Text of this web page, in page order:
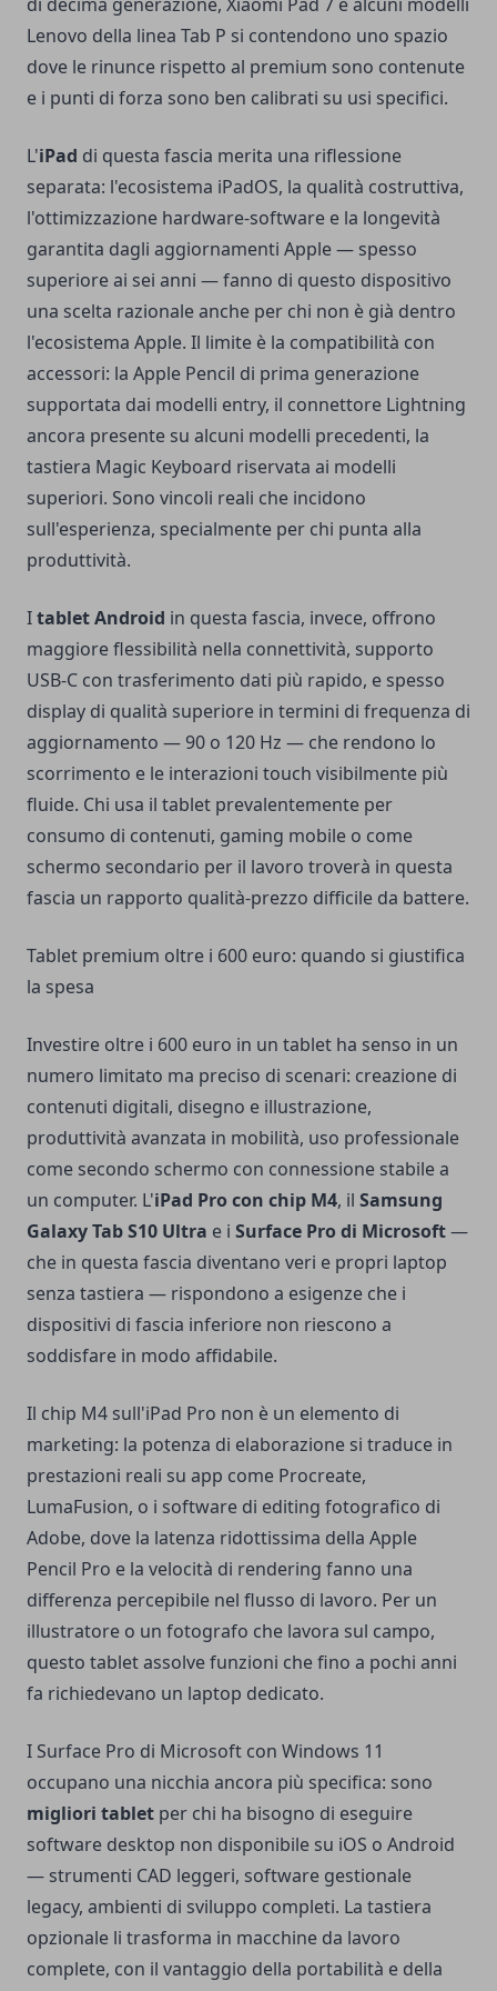
Lenovo della linea Tab P si contendono uno spazio
dove le rinunce rispetto al premium sono contenute
e i punti di forza sono ben calibrati su usi specifici.
L'iPad di questa fascia merita una riflessione
separata: l'ecosistema iPadOS, la qualità costruttiva,
l'ottimizzazione hardware-software e la longevità
garantita dagli aggiornamenti Apple — spesso
superiore ai sei anni — fanno di questo dispositivo
una scelta razionale anche per chi non è già dentro
l'ecosistema Apple. Il limite è la compatibilità con
accessori: la Apple Pencil di prima generazione
supportata dai modelli entry, il connettore Lightning
ancora presente su alcuni modelli precedenti, la
tastiera Magic Keyboard riservata ai modelli
superiori. Sono vincoli reali che incidono
sull'esperienza, specialmente per chi punta alla
produttività.
Itablet Android in questa fascia, invece, offrono
maggiore flessibilità nella connettività, supporto
USB-C con trasferimento dati più rapido, e spesso
display di qualità superiore in termini di frequenza di
aggiornamento — 90 o 120 Hz — che rendono lo
scorrimento e le interazioni touch visibilmente più
fluide. Chi usa il tablet prevalentemente per
consumo di contenuti, gaming mobile o come
schermo secondario per il lavoro troverà in questa
fascia un rapporto qualità-prezzo difficile da battere.
Tablet premium oltre i 600 euro: quando si giustifica
la spesa
Investire oltre i 600 euro in un tablet ha senso in un
numero limitato ma preciso di scenari: creazione di
contenuti digitali, disegno e illustrazione,
produttività avanzata in mobilità, uso professionale
come secondo schermo con connessione stabile a
un computer. L'iPad Pro con chip M4, il Samsung
Galaxy Tab S10 Ultra e i Surface Pro di Microsoft—
che in questa fascia diventano veri e propri laptop
senza tastiera — rispondono a esigenze che i
dispositivi di fascia inferiore non riescono a
soddisfare in modo affidabile.
Il chip M4 sull'iPad Pro non è un elemento di
marketing: la potenza di elaborazione si traduce in
prestazioni reali su app come Procreate,
LumaFusion, o i software di editing fotografico di
Adobe, dove la latenza ridottissima della Apple
Pencil Pro e la velocità di rendering fanno una
differenza percepibile nel flusso di lavoro. Per un
illustratore o un fotografo che lavora sul campo,
questo tablet assolve funzioni che fino a pochi anni
fa richiedevano un laptop dedicato.
I Surface Pro di Microsoft con Windows 11
occupano una nicchia ancora più specifica: sono
migliori tablet per chi ha bisogno di eseguire
software desktop non disponibile su iOS o Android
— strumenti CAD leggeri, software gestionale
legacy, ambienti di sviluppo completi. La tastiera
opzionale li trasforma in macchine da lavoro
complete, con il vantaggio della portabilità e della